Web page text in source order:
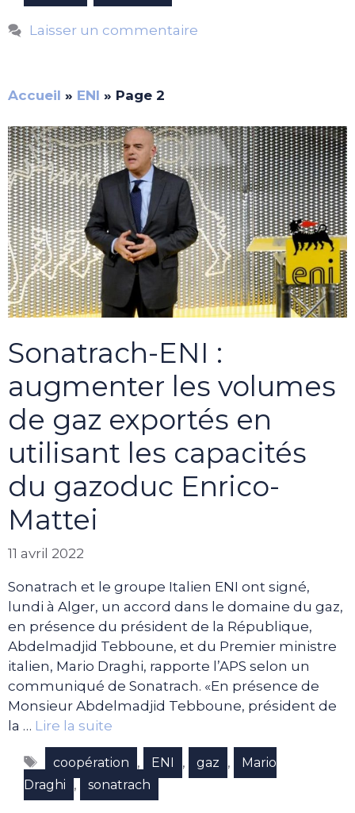
Laisser un commentaire
Accueil » ENI » Page 2
Sonatrach-ENI :
augmenter les volumes
de gaz exportés en
utilisant les capacités
du gazoduc Enrico-
Mattei
11 avril 2022
Sonatrach et le groupe Italien ENI ont signé,
lundi à Alger, un accord dans le domaine du gaz,
en présence du président de la République,
Abdelmadjid Tebboune, et du Premier ministre
italien, Mario Draghi, rapporte l’APS selon un
communiqué de Sonatrach. «En présence de
Monsieur Abdelmadjid Tebboune, président de
la … Lire la suite
Étiquettes
coopération , ENI , gaz ,
Mario
Draghi
, sonatrach